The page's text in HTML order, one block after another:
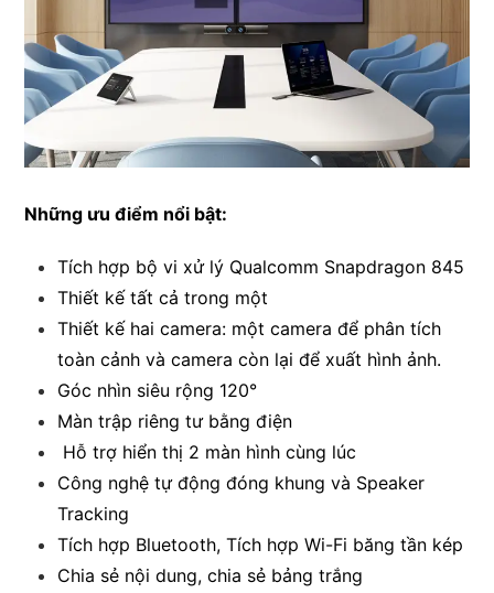
Những ưu điểm nổi bật:
Tích hợp bộ vi xử lý Qualcomm Snapdragon 845
Thiết kế tất cả trong một
Thiết kế hai camera: một camera để phân tích
toàn cảnh và camera còn lại để xuất hình ảnh.
Góc nhìn siêu rộng 120°
Màn trập riêng tư bằng điện
Hỗ trợ hiển thị 2 màn hình cùng lúc
Công nghệ tự động đóng khung và Speaker
Tracking
Tích hợp Bluetooth, Tích hợp Wi-Fi băng tần kép
Chia sẻ nội dung, chia sẻ bảng trắng